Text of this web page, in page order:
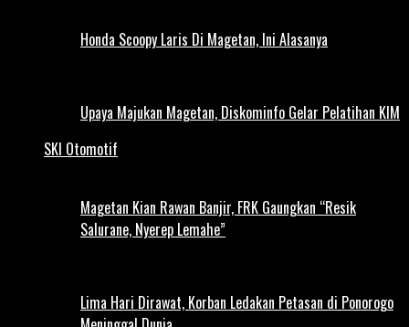
Honda Scoopy Laris Di Magetan, Ini Alasanya
Upaya Majukan Magetan, Diskominfo Gelar Pelatihan KIM
SKI Otomotif
Magetan Kian Rawan Banjir, FRK Gaungkan “Resik
Salurane, Nyerep Lemahe”
Lima Hari Dirawat, Korban Ledakan Petasan di Ponorogo